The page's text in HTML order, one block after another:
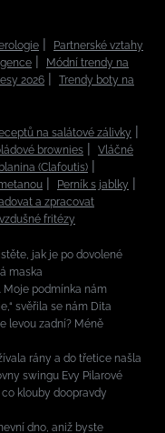
Partnerské vztahy
Módní trendy na
2026
Trendy boty na
na salátové zálivky
brownies
Vláčné
(Clafoutis)
Perník s jablky
a zpracovat
fritézy
jak je po dovolené
maska
Moje podmínka nám
svěřila se nám Dita
levou zadní? Méně
rány a do třetice našla
swingu Evy Pilarové
klouby doopravdy
dno, aniž byste